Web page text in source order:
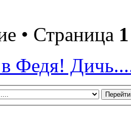
• Страница 1
Федя!